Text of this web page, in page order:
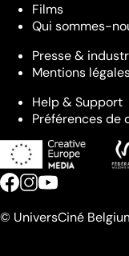
Films
Qui sommes-
Presse &
Mentions
Help & Support
Préférences de
© UniversCiné